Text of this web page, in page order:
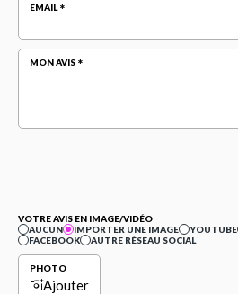
EMAIL
MON AVIS
VOTRE AVIS EN IMAGE/VIDÉO
AUCUN
IMPORTER UNE IMAGE YOUTUBE
FACEBOOK
AUTRE RÉSEAU SOCIAL
PHOTO
Ajouter